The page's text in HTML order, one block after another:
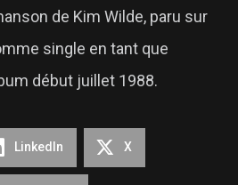
de Kim Wilde, paru sur
single en tant que
début juillet 1988.
LinkedIn X